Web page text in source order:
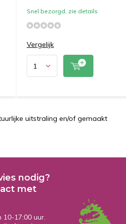
Snel bezorgd, zie details
Vergelijk
uitstraling en/of gemaakt
nodig?
met
10-17:00 uur.